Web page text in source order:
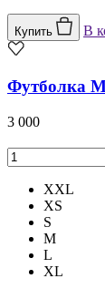
Купить В
Футболка
3 000
XXL
XS
S
M
L
XL